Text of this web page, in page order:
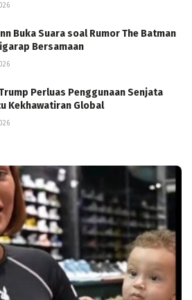
Buka Suara soal Rumor The Batman
Bersamaan
Perluas Penggunaan Senjata
Kekhawatiran Global